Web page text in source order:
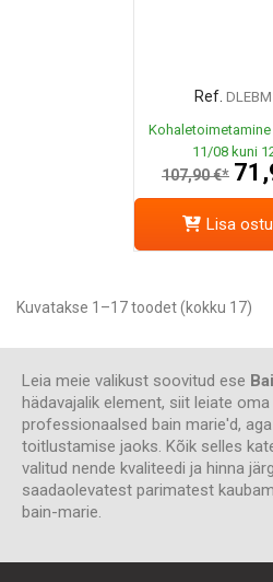
Ref.
11/08 kuni
107,90 €*
Lisa
Kuvatakse 1–17 toodet (kokku 17)
Leia meie valikust soovitud ese
hädavajalik element, siit leiate
professionaalsed bain marie'd,
toitlustamise jaoks. Kõik selles
valitud nende kvaliteedi ja hinna
saadaolevatest parimatest
bain-marie.